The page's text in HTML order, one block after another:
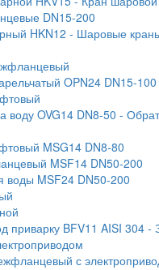
DN15-200
HKN12 - Шаровые
OPN24 DN15-100
воду OVG14 DN8-50 -
MSG14 DN8-80
MSF14 DN50-200
воды MSF24 DN50-200
приварку BFV11 AISI 304 -
с